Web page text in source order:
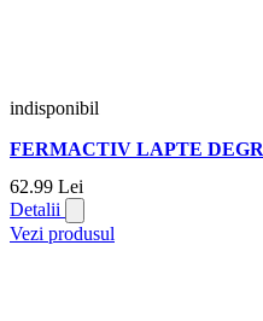
indisponibil
FERMACTIV LAPTE
62.99 Lei
Detalii
Vezi produsul